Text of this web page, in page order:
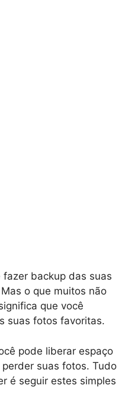
backup das suas
o que muitos não
que você
suas fotos favoritas.
pode liberar espaço
suas fotos. Tudo
é seguir estes simples